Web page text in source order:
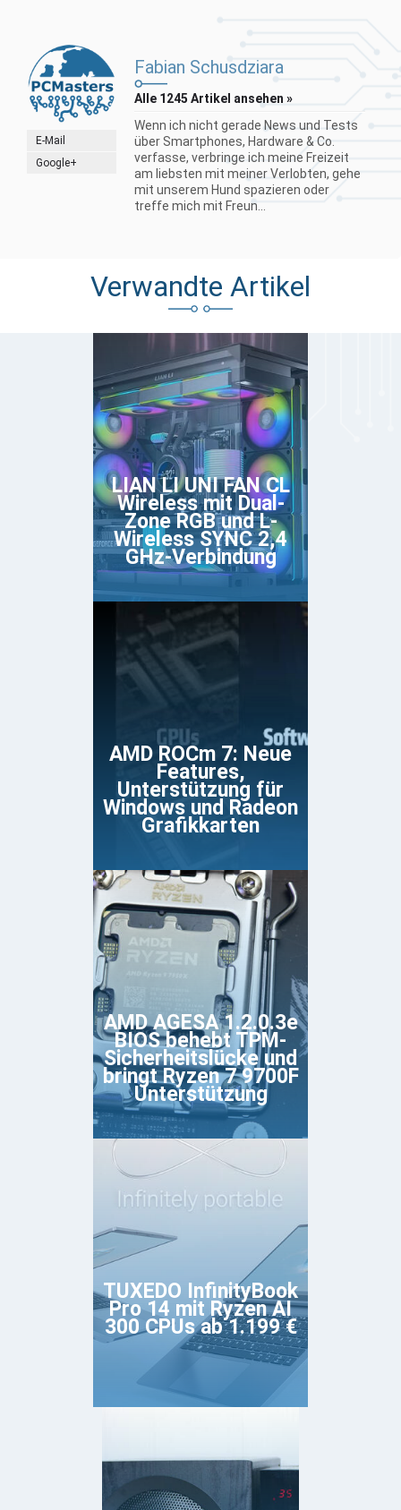
E-Mail
Google+
Fabian Schusdziara
Alle 1245 Artikel ansehen »
Wenn ich nicht gerade News und Tests
über Smartphones, Hardware & Co.
verfasse, verbringe ich meine Freizeit
am liebsten mit meiner Verlobten, gehe
mit unserem Hund spazieren oder
treffe mich mit Freun...
Verwandte Artikel
LIAN LI UNI FAN CL
Wireless mit Dual-
Zone RGB und L-
Wireless SYNC 2,4
GHz-Verbindung
AMD ROCm 7: Neue
Features,
Unterstützung für
Windows und Radeon
Grafikkarten
AMD AGESA 1.2.0.3e
BIOS behebt TPM-
Sicherheitslücke und
bringt Ryzen 7 9700F
Unterstützung
TUXEDO InfinityBook
Pro 14 mit Ryzen AI
300 CPUs ab 1.199 €